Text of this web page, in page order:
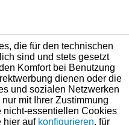
die für den technischen
sind und stets gesetzt
Komfort bei Benutzung
dienen oder die
und sozialen Netzwerken
mit Ihrer Zustimmung
nicht-essentiellen Cookies
hier auf konfigurieren, für